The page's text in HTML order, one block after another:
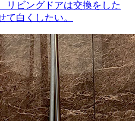
リビングドアは交換をした
て白くしたい。